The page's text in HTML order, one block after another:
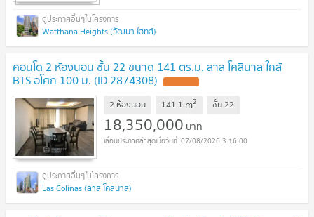
Watthana Heights (วัฒนา ไฮทส์)
คอนโด 2 ห้องนอน ชั้น 22 ขนาด 141 ตร.ม. ลาส โคลินาส ใกล้
BTS อโศก 100 ม. (ID 2874308)
2 ห้องนอน 141.1 m2 ชั้น22
18,350,000 บาท
07/08/2026 3:16:00
Las Colinas (ลาส โคลินาส)